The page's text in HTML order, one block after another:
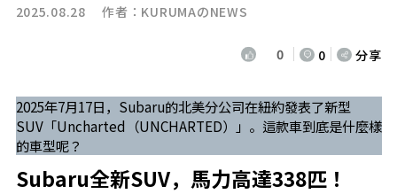
2025.08.28 作者： KURUMAのNEWS
0 0 分享
2025年7月17日，Subaru的北美分公司在紐約發表了新型
SUV「Uncharted（UNCHARTED）」。這款車到底是什麼樣
的車型呢？
Subaru全新SUV，馬力高達338匹！